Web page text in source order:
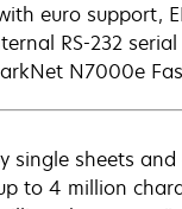
euro support,
RS-232
N7000e
single sheets
to 4 million